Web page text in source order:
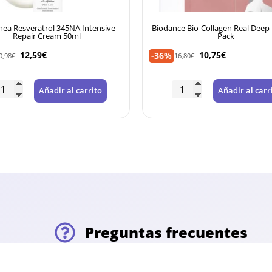
Bio-Collagen Real Deep Mask 4-
Pack
€ 10,75€
Añadir al carrito
Beauty of Joseon Protector solar
50ml
-45% 18,16€ 9,99€
Añadir al
Preguntas frecuentes